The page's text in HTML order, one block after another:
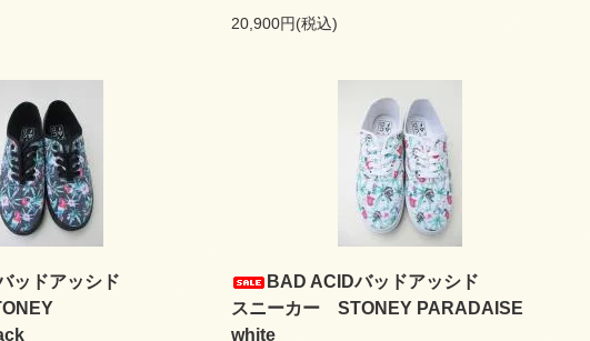
20,900円(税込)
ッドアッシド
BAD ACIDバッドアッシド
スニーカー STONEY PARADAISE
white